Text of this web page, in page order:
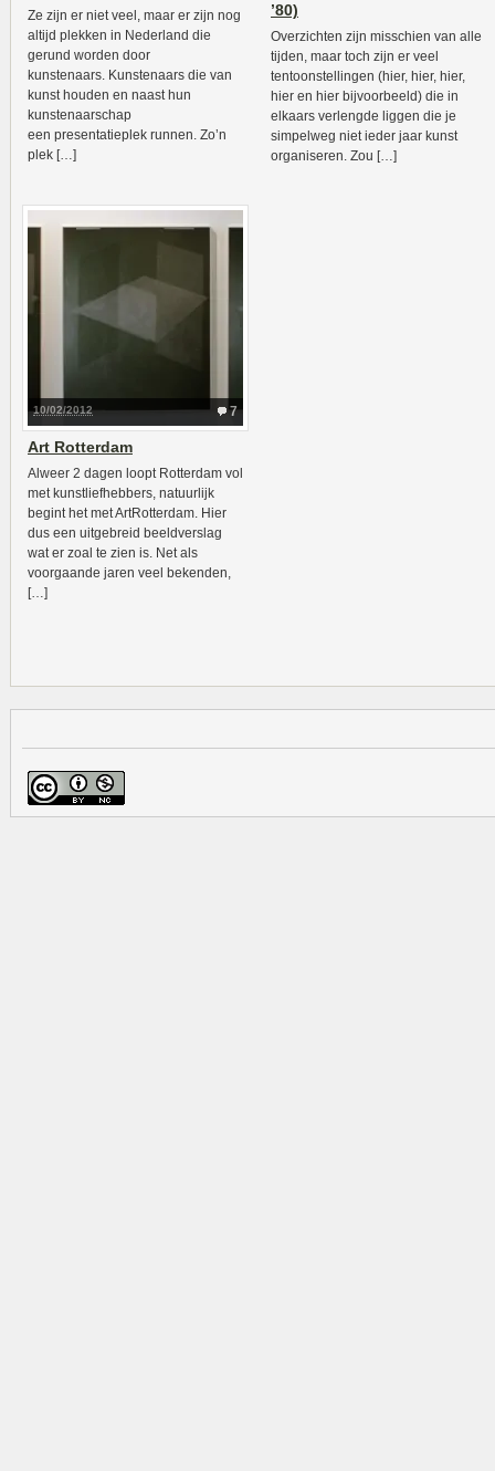
Ze zijn er niet veel, maar er zijn nog
altijd plekken in Nederland die
gerund worden door
kunstenaars. Kunstenaars die van
kunst houden en naast hun
kunstenaarschap
een presentatieplek runnen. Zo’n
plek […]
’80)
Overzichten zijn misschien van alle
tijden, maar toch zijn er veel
tentoonstellingen (hier, hier, hier,
hier en hier bijvoorbeeld) die in
elkaars verlengde liggen die je
simpelweg niet ieder jaar kunst
organiseren. Zou […]
7
10/02/2012
Art Rotterdam
Alweer 2 dagen loopt Rotterdam vol
met kunstliefhebbers, natuurlijk
begint het met ArtRotterdam. Hier
dus een uitgebreid beeldverslag
wat er zoal te zien is. Net als
voorgaande jaren veel bekenden,
[…]